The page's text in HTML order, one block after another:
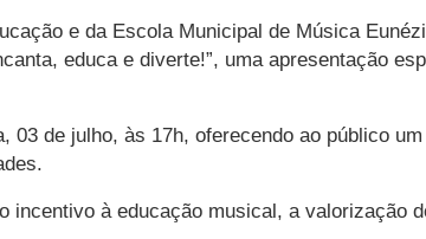
e da Escola Municipal de Música
educa e diverte!”, uma apresentação
de julho, às 17h, oferecendo ao público
à educação musical, a valorização